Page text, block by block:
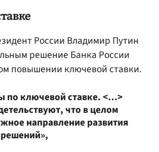
России Владимир Путин
решение Банка России
повышении ключевой ставки.
по ключевой ставке. <…>
что в целом
направление развития